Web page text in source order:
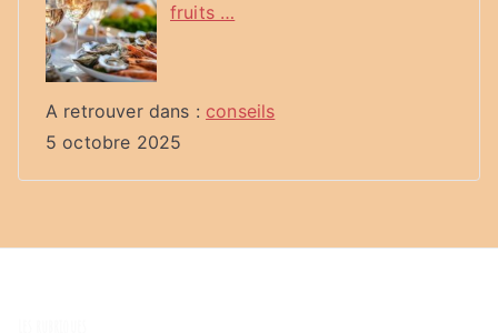
fruits …
A retrouver dans : conseils
5 octobre 2025